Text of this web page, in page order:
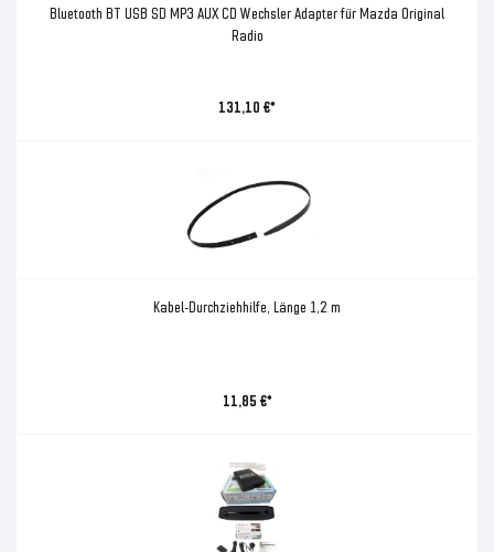
Bluetooth BT USB SD MP3 AUX CD Wechsler Adapter für Mazda Original
Radio
131,10 €*
Kabel-Durchziehhilfe, Länge 1,2 m
11,85 €*